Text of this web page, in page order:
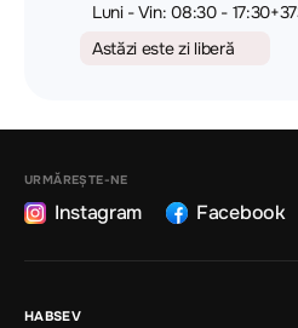
Luni - Vin: 08:30 - 17:30
Astăzi este zi liberă
URMĂREȘTE-NE
Instagram Facebook
HABSEV